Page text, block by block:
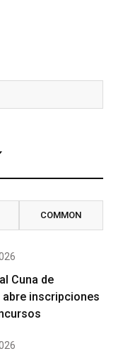
COMMON
Cuna de
inscripciones